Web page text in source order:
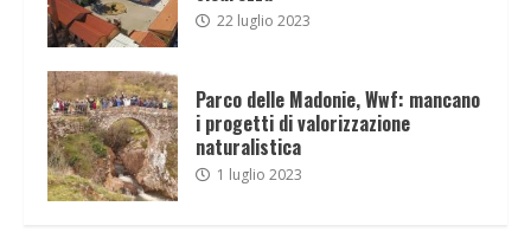
22 luglio 2023
Parco delle Madonie, Wwf: mancano
i progetti di valorizzazione
naturalistica
1 luglio 2023